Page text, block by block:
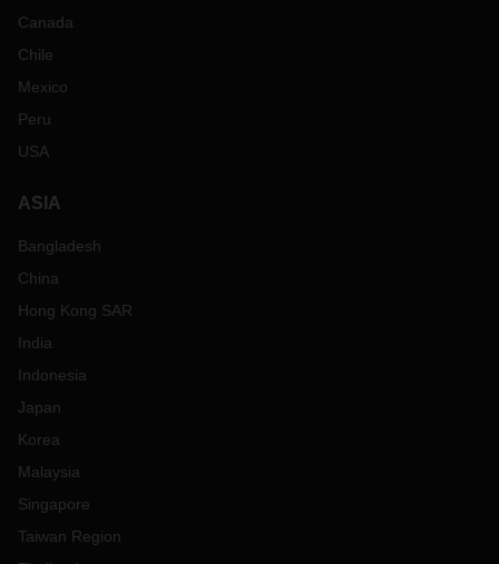
Canada
Chile
Mexico
Peru
USA
ASIA
Bangladesh
China
Hong Kong SAR
India
Indonesia
Japan
Korea
Malaysia
Singapore
Taiwan Region